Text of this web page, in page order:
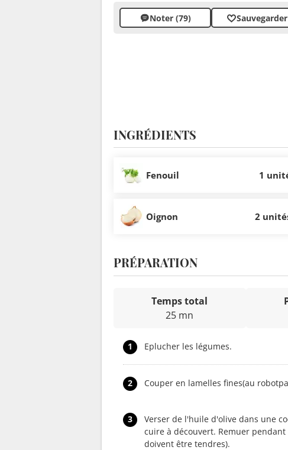
Noter (79) Sauvegarder
INGRÉDIENTS
Fenouil 1
Oignon 2
PRÉPARATION
Temps total
25 mn
1 Eplucher les légumes.
2 Couper en lamelles fines(au
3
Verser de l'huile d'olive dans une
cuire à découvert. Remuer
doivent être tendres).